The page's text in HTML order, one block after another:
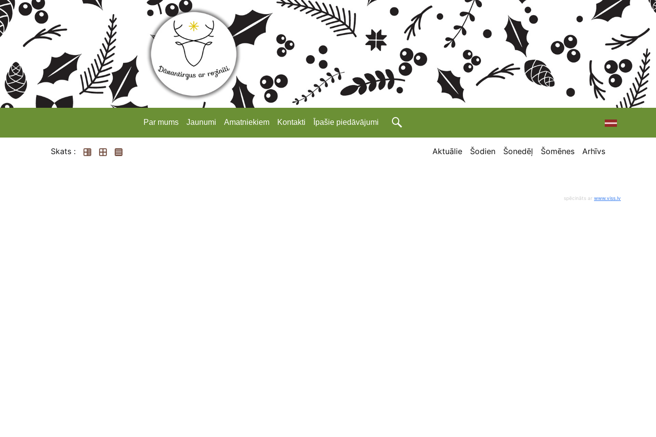
Par mums Jaunumi Amatniekiem Kontakti Īpašie piedāvājumi
Skats : Aktuālie Šodien Šonedēļ Šomēnes Arhīvs
spēcināts ar www.viss.lv